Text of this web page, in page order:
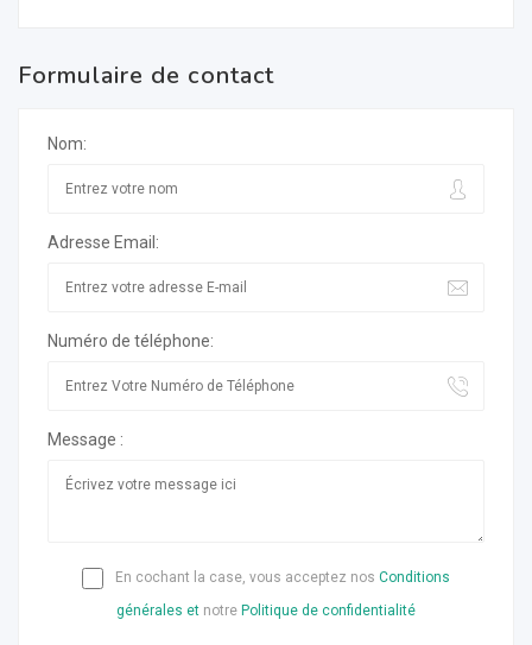
Formulaire de contact
Nom:
Adresse Email:
Numéro de téléphone:
Message :
En cochant la case, vous acceptez nos Conditions
générales et notre Politique de confidentialité